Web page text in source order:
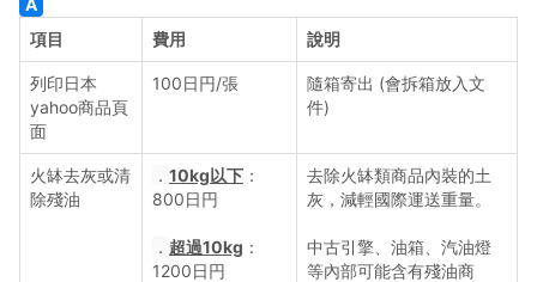
付款方式
日本代標費用說明
日本代購費用說明
日本代購包裝說明
項目 費用 說明
列印日本
yahoo商品頁
面
100日円/張
隨箱寄出 (會拆箱放入文
件)
火缽去灰或清
除殘油
． 10kg以下 ：
800日円
． 超過10kg ：
1200日円
去除火缽類商品內裝的土
灰，減輕國際運送重量。
中古引擎、油箱、汽油燈
等內部可能含有殘油商